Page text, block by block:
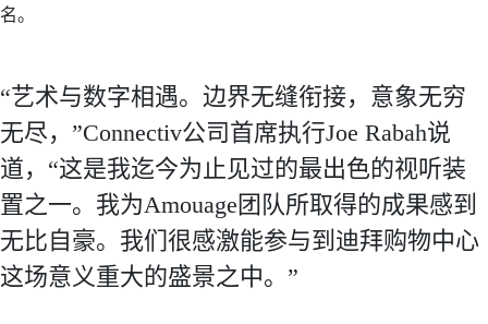
名。
“艺术与数字相遇。边界无缝衔接，意象无穷
无尽，”Connectiv公司首席执行Joe Rabah说
道，“这是我迄今为止见过的最出色的视听装
置之一。我为Amouage团队所取得的成果感到
无比自豪。我们很感激能参与到迪拜购物中心
这场意义重大的盛景之中。”